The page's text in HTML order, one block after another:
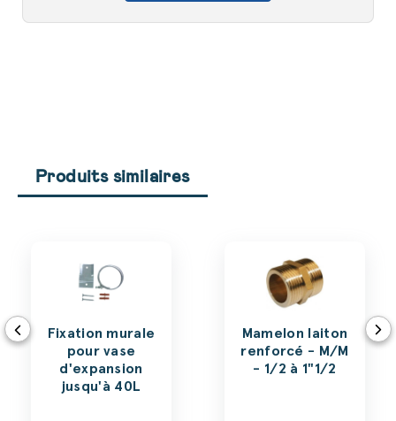
Produits similaires
Fixation murale
pour vase
d'expansion
jusqu'à 40L
Mamelon laiton
renforcé - M/M
- 1/2 à 1"1/2